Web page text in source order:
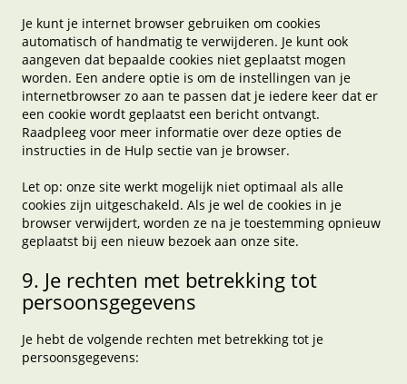
Je kunt je internet browser gebruiken om cookies
automatisch of handmatig te verwijderen. Je kunt ook
aangeven dat bepaalde cookies niet geplaatst mogen
worden. Een andere optie is om de instellingen van je
internetbrowser zo aan te passen dat je iedere keer dat er
een cookie wordt geplaatst een bericht ontvangt.
Raadpleeg voor meer informatie over deze opties de
instructies in de Hulp sectie van je browser.
Let op: onze site werkt mogelijk niet optimaal als alle
cookies zijn uitgeschakeld. Als je wel de cookies in je
browser verwijdert, worden ze na je toestemming opnieuw
geplaatst bij een nieuw bezoek aan onze site.
9. Je rechten met betrekking tot
persoonsgegevens
Je hebt de volgende rechten met betrekking tot je
persoonsgegevens: